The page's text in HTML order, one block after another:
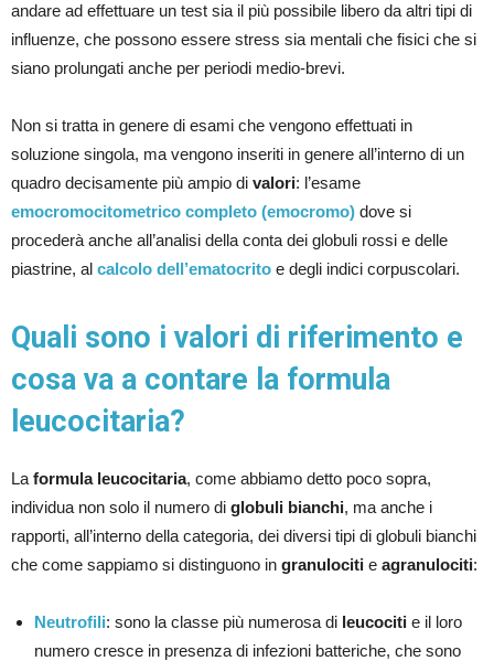
andare ad effettuare un test sia il più possibile libero da altri tipi di
influenze, che possono essere stress sia mentali che fisici che si
siano prolungati anche per periodi medio-brevi.
Non si tratta in genere di esami che vengono effettuati in
soluzione singola, ma vengono inseriti in genere all’interno di un
quadro decisamente più ampio di valori: l’esame
emocromocitometrico completo (emocromo) dove si
procederà anche all’analisi della conta dei globuli rossi e delle
piastrine, al calcolo dell’ematocrito e degli indici corpuscolari.
Quali sono i valori di riferimento e
cosa va a contare la formula
leucocitaria?
La formula leucocitaria, come abbiamo detto poco sopra,
individua non solo il numero di globuli bianchi, ma anche i
rapporti, all’interno della categoria, dei diversi tipi di globuli bianchi
che come sappiamo si distinguono in granulociti e agranulociti:
Neutrofili: sono la classe più numerosa di leucociti e il loro
numero cresce in presenza di infezioni batteriche, che sono